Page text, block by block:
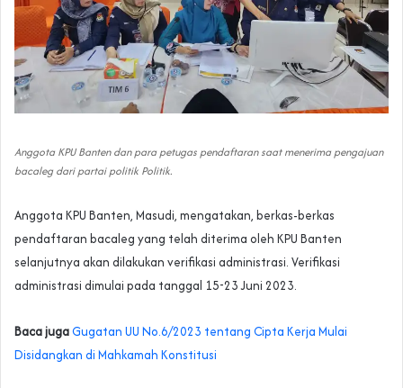
Anggota KPU Banten dan para petugas pendaftaran saat menerima pengajuan
bacaleg dari partai politik Politik.
Anggota KPU Banten, Masudi, mengatakan, berkas-berkas
pendaftaran bacaleg yang telah diterima oleh KPU Banten
selanjutnya akan dilakukan verifikasi administrasi. Verifikasi
administrasi dimulai pada tanggal 15-23 Juni 2023.
Baca jugaGugatan UU No.6/2023 tentang Cipta Kerja Mulai
Disidangkan di Mahkamah Konstitusi